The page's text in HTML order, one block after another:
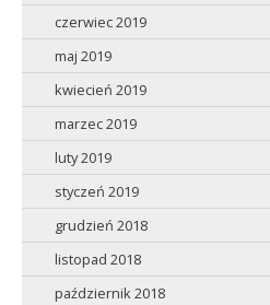
czerwiec 2019
maj 2019
kwiecień 2019
marzec 2019
luty 2019
styczeń 2019
grudzień 2018
listopad 2018
październik 2018